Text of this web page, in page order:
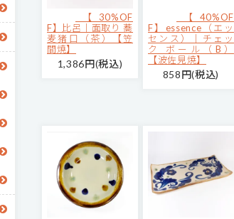
【30%OF
F】比呂｜面取り 蕎
麦猪口（茶）【笠
間焼】
1,386円(税込)
【40%OF
F】essence（エッ
センス）｜チェッ
ク ボール（B）
【波佐見焼】
858円(税込)